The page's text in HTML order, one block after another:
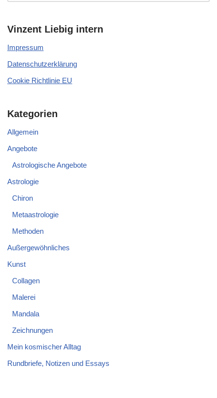
Vinzent Liebig intern
Impressum
Datenschutzerklärung
Cookie Richtlinie EU
Kategorien
Allgemein
Angebote
Astrologische Angebote
Astrologie
Chiron
Metaastrologie
Methoden
Außergewöhnliches
Kunst
Collagen
Malerei
Mandala
Zeichnungen
Mein kosmischer Alltag
Rundbriefe, Notizen und Essays